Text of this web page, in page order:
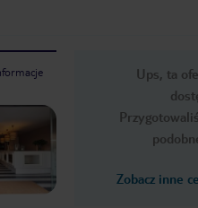
Ups, ta
Zobacz inne
Next slide
1 /27